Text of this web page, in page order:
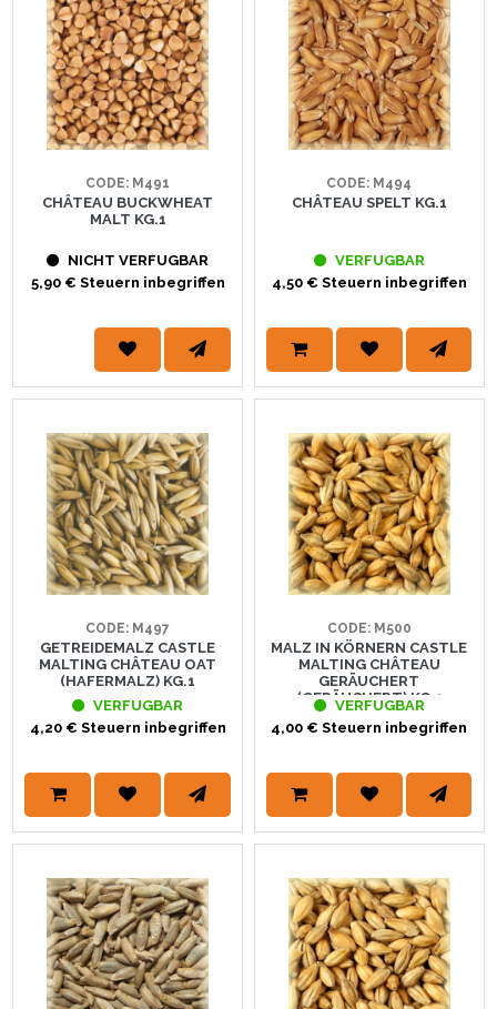
CODE: M491
CHÂTEAU BUCKWHEAT
MALT KG.1
NICHT VERFUGBAR
5,90 € Steuern inbegriffen
CODE: M494
CHÂTEAU SPELT KG.1
VERFUGBAR
4,50 € Steuern inbegriffen
CODE: M497
GETREIDEMALZ CASTLE
MALTING CHÂTEAU OAT
(HAFERMALZ) KG.1
VERFUGBAR
4,20 € Steuern inbegriffen
CODE: M500
MALZ IN KÖRNERN CASTLE
MALTING CHÂTEAU
GERÄUCHERT
(GERÄUCHERT) KG.1
VERFUGBAR
4,00 € Steuern inbegriffen